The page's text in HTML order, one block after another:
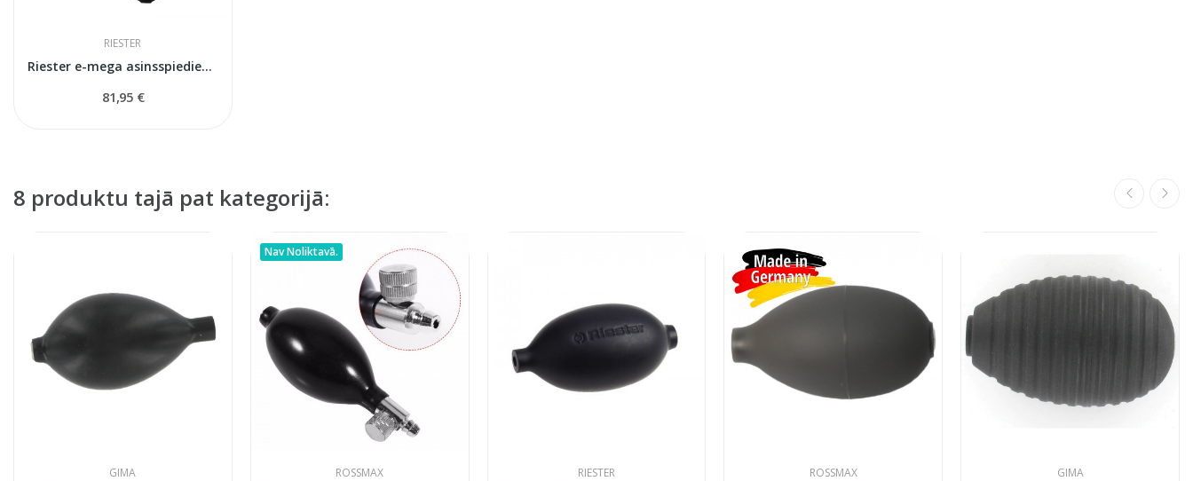
RIESTER
Riester e-mega asinsspiediena mērītājs
81,95 €
8 produktu tajā pat kategorijā:
GIMA
Nav Noliktavā.
ROSSMAX RIESTER ROSSMAX GIMA